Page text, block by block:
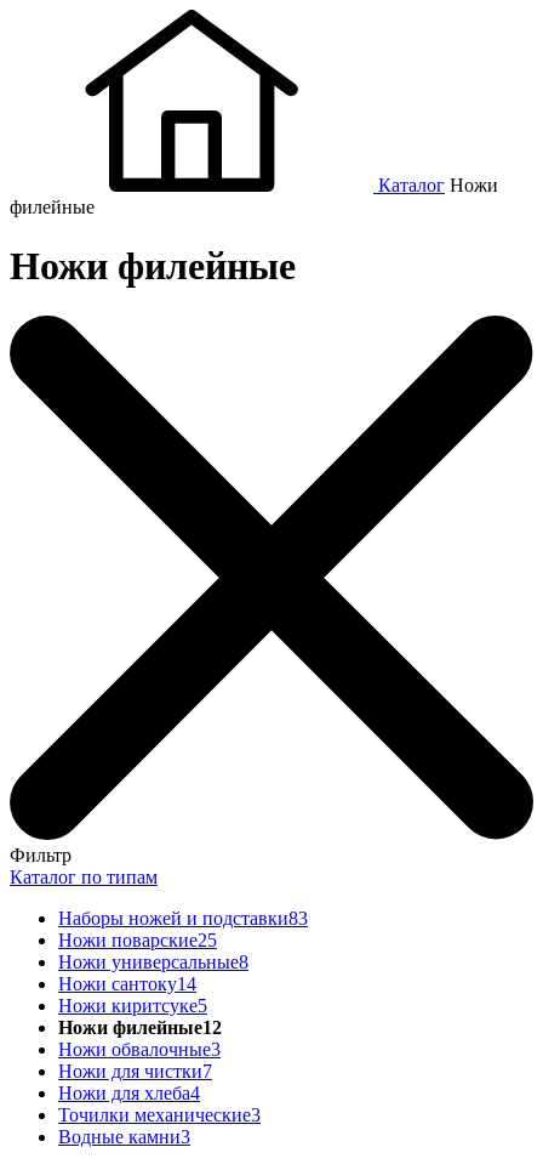
Каталог Ножи
филейные
Ножи филейные
Фильтр
Каталог по типам
Наборы ножей и подставки83
Ножи поварские25
Ножи универсальные8
Ножи сантоку14
Ножи киритсуке5
Ножи филейные12
Ножи обвалочные3
Ножи для чистки7
Ножи для хлеба4
Точилки механические3
Водные камни3